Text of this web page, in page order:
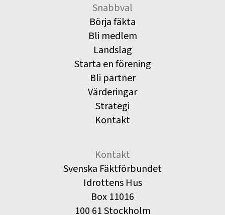
Snabbval
Börja fäkta
Bli medlem
Landslag
Starta en förening
Bli partner
Värderingar
Strategi
Kontakt
Kontakt
Svenska Fäktförbundet
Idrottens Hus
Box 11016
100 61 Stockholm